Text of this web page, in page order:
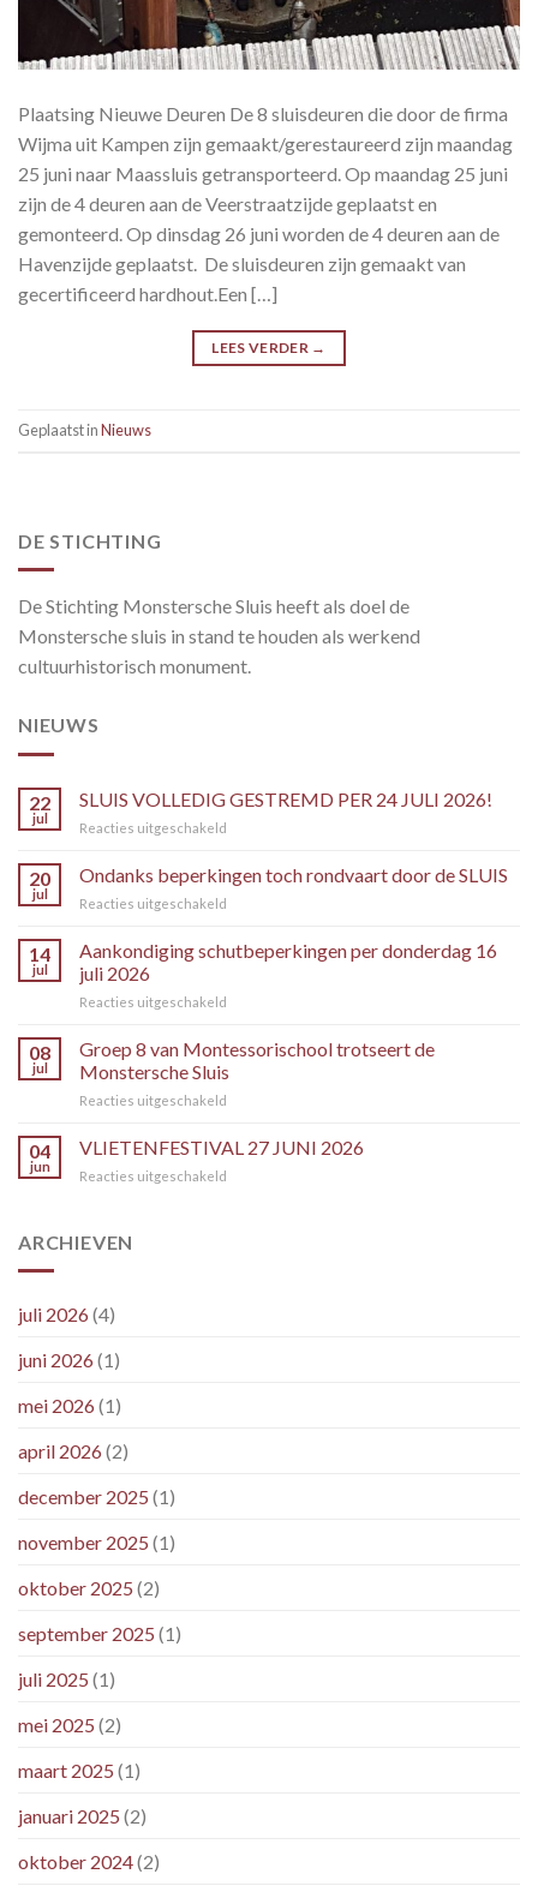
Plaatsing Nieuwe Deuren De 8 sluisdeuren die door de firma
Wijma uit Kampen zijn gemaakt/gerestaureerd zijn maandag
25 juni naar Maassluis getransporteerd. Op maandag 25 juni
zijn de 4 deuren aan de Veerstraatzijde geplaatst en
gemonteerd. Op dinsdag 26 juni worden de 4 deuren aan de
Havenzijde geplaatst. De sluisdeuren zijn gemaakt van
gecertificeerd hardhout.Een […]
LEES VERDER →
Geplaatst inNieuws
DE STICHTING
De Stichting Monstersche Sluis heeft als doel de
Monstersche sluis in stand te houden als werkend
cultuurhistorisch monument.
NIEUWS
22
jul
SLUIS VOLLEDIG GESTREMD PER 24 JULI 2026!
Reacties uitgeschakeld
VOLLEDIG
GESTREMD
JULI
20
jul
Ondanks beperkingen toch rondvaart door de SLUIS
Reacties uitgeschakeld
beperkingen
toch
SLUIS
14
jul
Aankondiging schutbeperkingen per donderdag 16
juli 2026
Reacties uitgeschakeld
schutbeperkingen
per
donderdag
2026
08
jul
Groep 8 van Montessorischool trotseert de
Monstersche Sluis
Reacties uitgeschakeld
8
van
04
jun
VLIETENFESTIVAL 27 JUNI 2026
Reacties uitgeschakeld
ARCHIEVEN
juli 2026 (4)
juni 2026 (1)
mei 2026 (1)
april 2026 (2)
december 2025 (1)
november 2025 (1)
oktober 2025 (2)
september 2025 (1)
juli 2025 (1)
mei 2025 (2)
maart 2025 (1)
januari 2025 (2)
oktober 2024(2)